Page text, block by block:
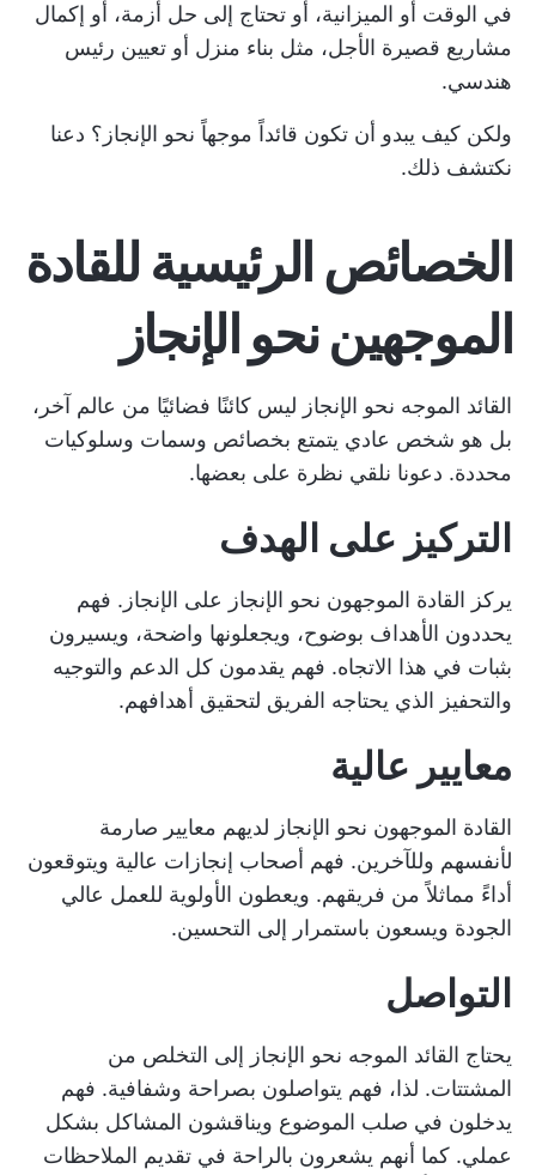
في الوقت أو الميزانية، أو تحتاج إلى حل أزمة، أو إكمال
مشاريع قصيرة الأجل، مثل بناء منزل أو تعيين رئيس
هندسي.
ولكن كيف يبدو أن تكون قائداً موجهاً نحو الإنجاز؟ دعنا
نكتشف ذلك.
الخصائص الرئيسية للقادة
الموجهين نحو الإنجاز
القائد الموجه نحو الإنجاز ليس كائنًا فضائيًا من عالم آخر،
بل هو شخص عادي يتمتع بخصائص وسمات وسلوكيات
محددة. دعونا نلقي نظرة على بعضها.
التركيز على الهدف
يركز القادة الموجهون نحو الإنجاز على الإنجاز. فهم
يحددون الأهداف بوضوح، ويجعلونها واضحة، ويسيرون
بثبات في هذا الاتجاه. فهم يقدمون كل الدعم والتوجيه
والتحفيز الذي يحتاجه الفريق لتحقيق أهدافهم.
معايير عالية
القادة الموجهون نحو الإنجاز لديهم معايير صارمة
لأنفسهم وللآخرين. فهم أصحاب إنجازات عالية ويتوقعون
أداءً مماثلاً من فريقهم. ويعطون الأولوية للعمل عالي
الجودة ويسعون باستمرار إلى التحسين.
التواصل
يحتاج القائد الموجه نحو الإنجاز إلى التخلص من
المشتتات. لذا، فهم يتواصلون بصراحة وشفافية. فهم
يدخلون في صلب الموضوع ويناقشون المشاكل بشكل
عملي. كما أنهم يشعرون بالراحة في تقديم الملاحظات